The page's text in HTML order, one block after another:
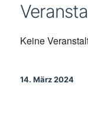
Keine
14. März 2024